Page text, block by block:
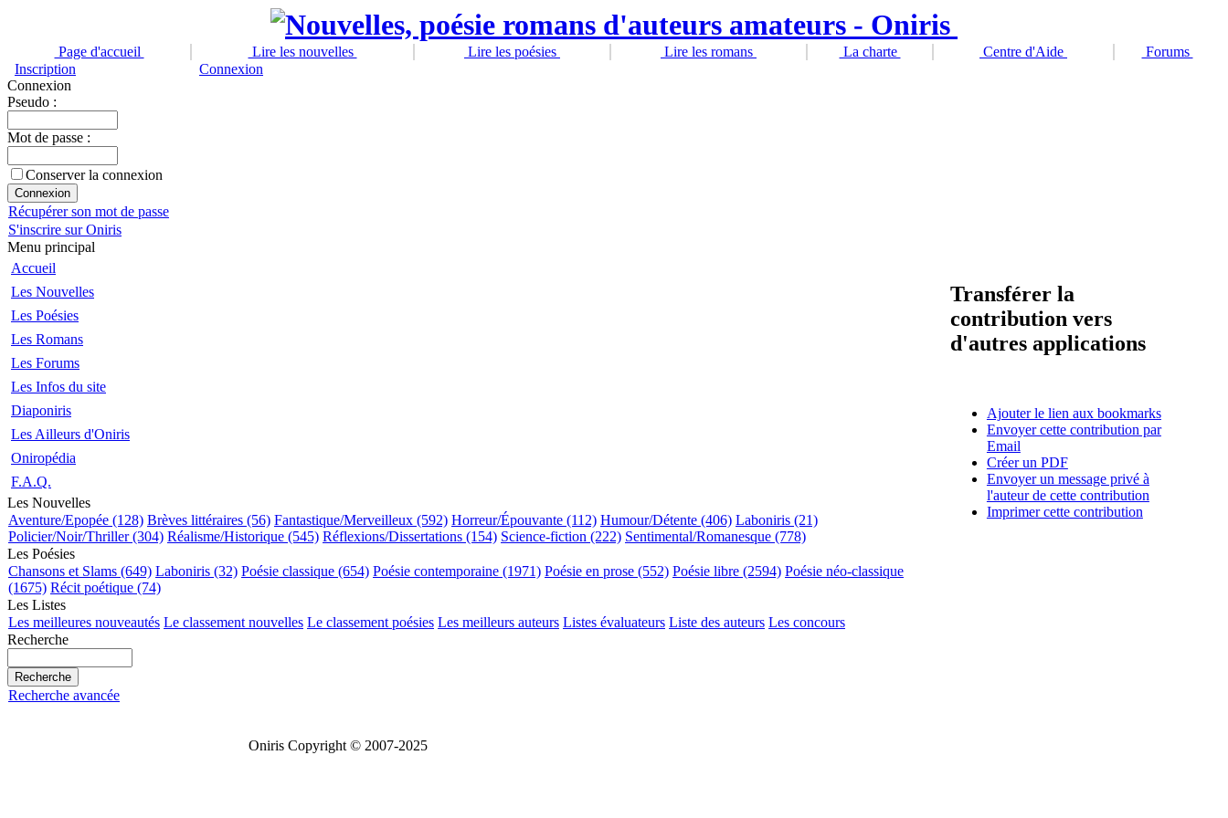
Page d'accueil Lire les nouvelles Lire les poésies Lire les romans La charte Centre d'Aide
Forums
Inscription
Connexion
Connexion
Pseudo :
Mot de passe :
Conserver la connexion
Récupérer son mot de passe
S'inscrire sur Oniris
Menu principal
Accueil
Les Nouvelles
Les Poésies
Les Romans
Les Forums
Les Infos du site
Diaponiris
Les Ailleurs d'Oniris
Oniropédia
F.A.Q.
Les Nouvelles
Aventure/Epopée (128) Brèves littéraires (56) Fantastique/Merveilleux (592) Horreur/Épouvante (112) Humour/Détente (406) Laboniris (21)
Policier/Noir/Thriller (304) Réalisme/Historique (545) Réflexions/Dissertations (154) Science-fiction (222) Sentimental/Romanesque (778)
Les Poésies
Chansons et Slams (649) Laboniris (32) Poésie classique (654) Poésie contemporaine (1971) Poésie en prose (552) Poésie libre (2594) Poésie néo-classique
(1675) Récit poétique (74)
Les Listes
Les meilleures nouveautés Le classement nouvelles Le classement poésies Les meilleurs auteurs Listes évaluateurs Liste des auteurs Les concours
Recherche
Recherche avancée
Transférer la
contribution vers
d'autres applications
Ajouter le lien aux bookmarks
Envoyer cette contribution par
Email
Créer un PDF
Envoyer un message privé à
l'auteur de cette contribution
Imprimer cette contribution
Oniris Copyright © 2007-2025